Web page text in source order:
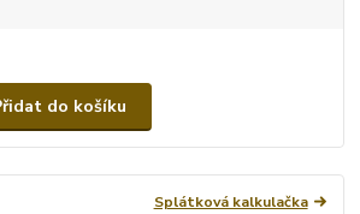
do košíku
Splátková kalkulačka